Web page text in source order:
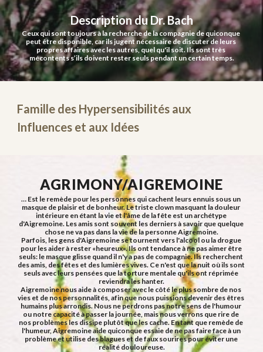
Description du Dr. Bach
Ceux qui sont toujours à la recherche de la compagnie de quiconque
peut être disponible, car ils jugent nécessaire de discuter de leurs
propres affaires avec les autres, quel qu'il soit. Ils sont très
mécontents s’ils doivent rester seuls pendant un certain temps.
Famille des Hypersensibilités aux
Influences et aux Idées
AGRIMONY/AIGREMOINE
… Est le remède pour les personnes qui cachent leurs ennuis sous un
masque de plaisir et de bonheur. Le triste clown masquant la douleur
intérieure en étant la vie et l'âme de la fête est un archétype
d'Aigremoine. Les amis sont souvent les derniers à savoir que quelque
chose ne va pas dans la vie de la personne Aigremoine.
Parfois, les gens d'Aigremoine se tournent vers l'alcool ou la drogue
pour les aider à rester «heureux». Ils ont tendance à ne pas aimer être
seuls: le masque glisse quand il n'y a pas de compagnie. Ils recherchent
des amis, des fêtes et des lumières vives. Ce n'est que la nuit où ils sont
seuls avec leurs pensées que la torture mentale qu'ils ont réprimée
reviendra les hanter.
Aigremoine nous aide à composer avec le côté le plus sombre de nos
vies et de nos personnalités, afin que nous puissions devenir des êtres
humains plus arrondis. Nous ne perdrons pas notre sens de l'humour
ou notre capacité à passer la journée, mais nous verrons que rire de
nos problèmes les dissipe plutôt que les cache. En tant que remède de
l'humeur, Aigremoine aide quiconque essaie de ne pas faire face à un
problème et utilise des blagues et de faux sourires pour éviter une
réalité douloureuse.